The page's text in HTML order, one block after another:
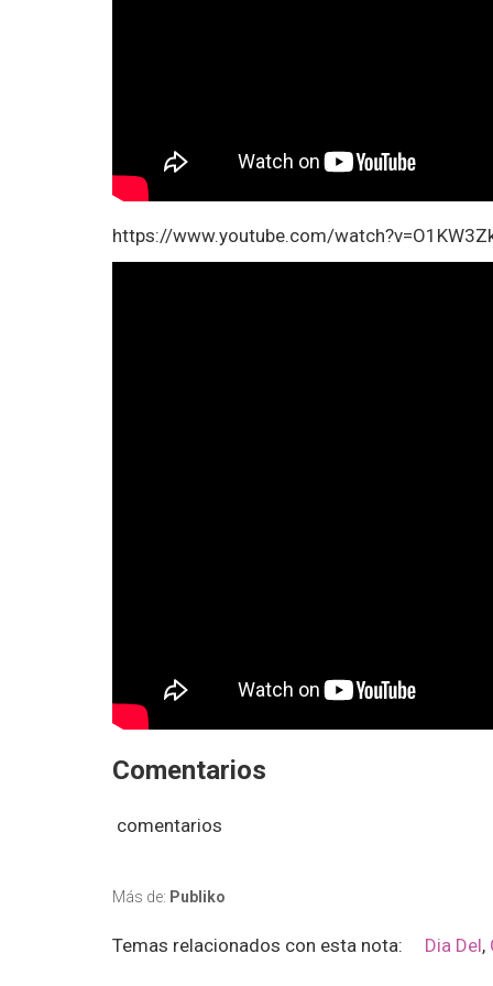
https://www.youtube.com/
Comentarios
comentarios
Más de: Publiko
Temas relacionados con esta nota: Dia Del,